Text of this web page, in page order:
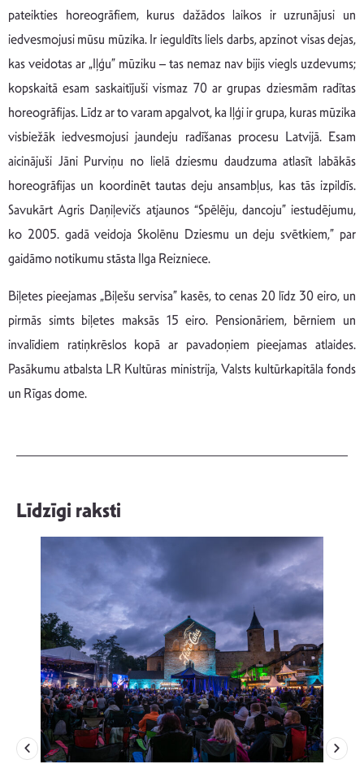
pateikties horeogrāfiem, kurus dažādos laikos ir uzrunājusi un
iedvesmojusi mūsu mūzika. Ir ieguldīts liels darbs, apzinot visas dejas,
kas veidotas ar „Iļģu” mūziku – tas nemaz nav bijis viegls uzdevums;
kopskaitā esam saskaitījuši vismaz 70 ar grupas dziesmām radītas
horeogrāfijas. Līdz ar to varam apgalvot, ka Iļģi ir grupa, kuras mūzika
visbiežāk iedvesmojusi jaundeju radīšanas procesu Latvijā. Esam
aicinājuši Jāni Purviņu no lielā dziesmu daudzuma atlasīt labākās
horeogrāfijas un koordinēt tautas deju ansambļus, kas tās izpildīs.
Savukārt Agris Daņiļevičs atjaunos “Spēlēju, dancoju” iestudējumu,
ko 2005. gadā veidoja Skolēnu Dziesmu un deju svētkiem,” par
gaidāmo notikumu stāsta Ilga Reizniece.
Biļetes pieejamas „Biļešu servisa” kasēs, to cenas 20 līdz 30 eiro, un
pirmās simts biļetes maksās 15 eiro. Pensionāriem, bērniem un
invalīdiem ratiņkrēslos kopā ar pavadoņiem pieejamas atlaides.
Pasākumu atbalsta LR Kultūras ministrija, Valsts kultūrkapitāla fonds
un Rīgas dome.
Līdzīgi raksti